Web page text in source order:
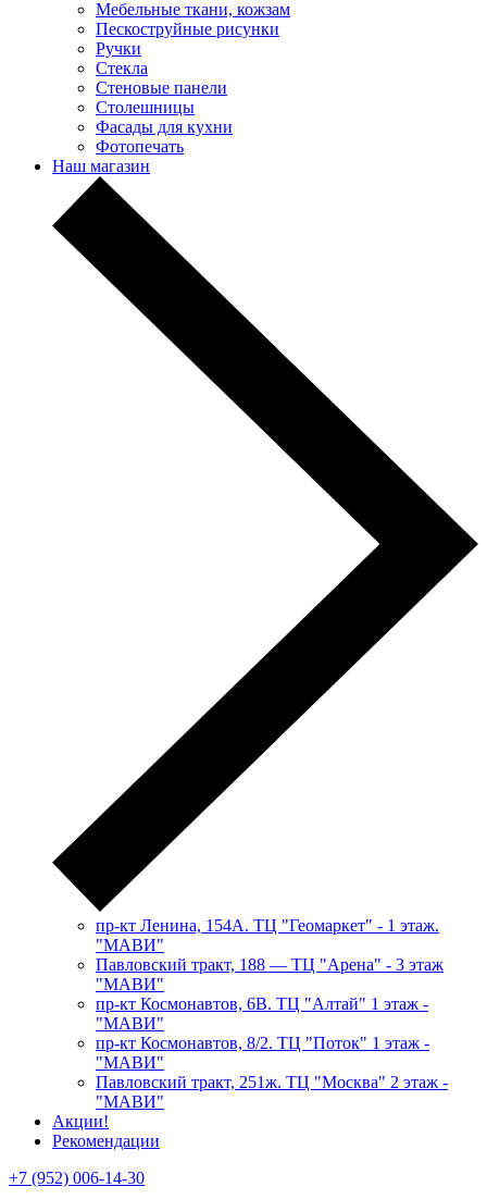
Мебельные ткани, кожзам
Пескоструйные рисунки
Ручки
Стекла
Стеновые панели
Столешницы
Фасады для кухни
Фотопечать
Наш магазин
пр-кт Ленина, 154А. ТЦ "Геомаркет" - 1 этаж.
"МАВИ"
​Павловский тракт, 188 — ТЦ "Арена" - 3 этаж
"МАВИ"
пр-кт Космонавтов, 6В. ТЦ "Алтай" 1 этаж -
"МАВИ"
пр-кт Космонавтов, 8/2. ТЦ "Поток" 1 этаж -
"МАВИ"
Павловский тракт, 251ж. ТЦ "Москва" 2 этаж -
"МАВИ"
Акции!
Рекомендации
+7 (952) 006-14-30